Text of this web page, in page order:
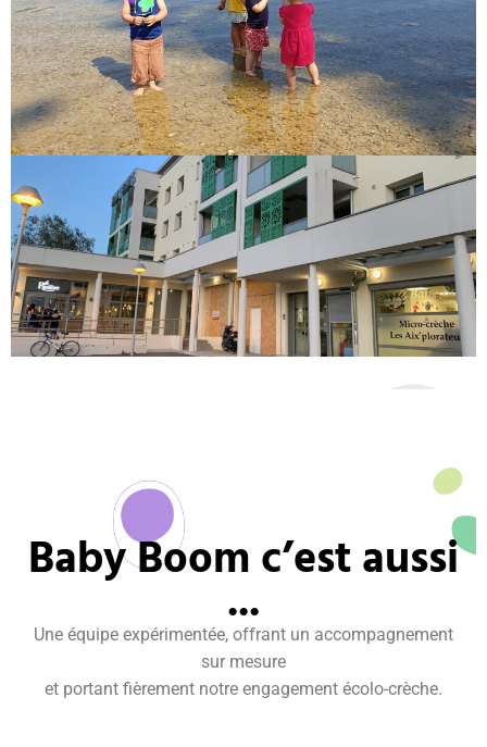
Baby Boom c’est aussi
...​
Une équipe expérimentée, offrant un accompagnement
sur mesure
et portant fièrement notre engagement écolo-crèche.